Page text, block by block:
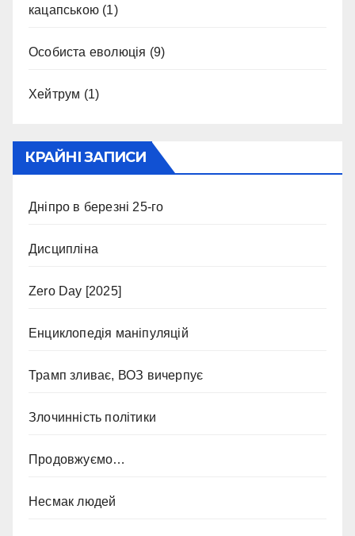
кацапською (1)
Особиста еволюція (9)
Хейтрум (1)
КРАЙНІ ЗАПИСИ
Дніпро в березні 25-го
Дисципліна
Zero Day [2025]
Енциклопедія маніпуляцій
Трамп зливає, ВОЗ вичерпує
Злочинність політики
Продовжуємо…
Несмак людей